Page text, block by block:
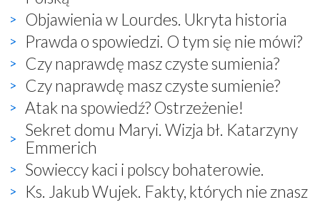
Objawienia w Lourdes. Ukryta historia
Prawda o spowiedzi. O tym się nie mówi?
Czy naprawdę masz czyste sumienia?
Czy naprawdę masz czyste sumienie?
Atak na spowiedź? Ostrzeżenie!
Sekret domu Maryi. Wizja bł. Katarzyny
Emmerich
Sowieccy kaci i polscy bohaterowie.
Ks. Jakub Wujek. Fakty, których nie znasz